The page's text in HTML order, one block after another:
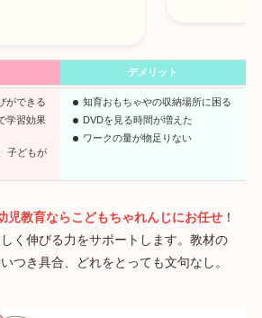
デメリット
ができる
学習効果
子どもが
知育おもちゃやの収納場所に困る
DVDを見る時間が増えた
ワークの量が物足りない
児教育ならこどもちゃれんじにお任せ！
く伸びる力をサポートします。教材の
つき具合、どれをとっても文句なし。